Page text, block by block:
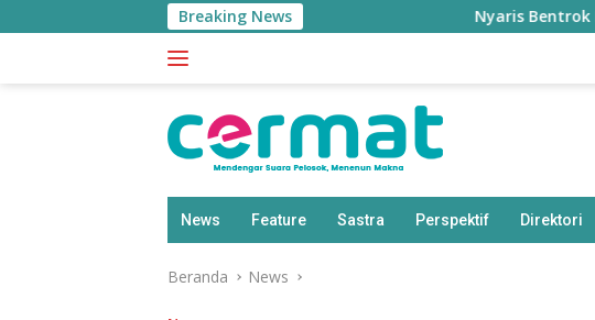
ke
Breaking News Nyaris Bentrok Polisi Vs TNI
News Feature Sastra Perspektif Direktori
Beranda News